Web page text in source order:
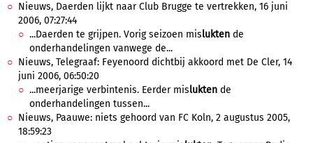
Nieuws, Daerden lijkt naar Club Brugge te vertrekken, 16 juni
2006, 07:27:44
...Daerden te grijpen. Vorig seizoen mislukten de
onderhandelingen vanwege de...
Nieuws, Telegraaf: Feyenoord dichtbij akkoord met De Cler, 14
juni 2006, 06:50:20
...meerjarige verbintenis. Eerder mislukten de
onderhandelingen tussen...
Nieuws, Paauwe: niets gehoord van FC Koln, 2 augustus 2005,
18:59:23